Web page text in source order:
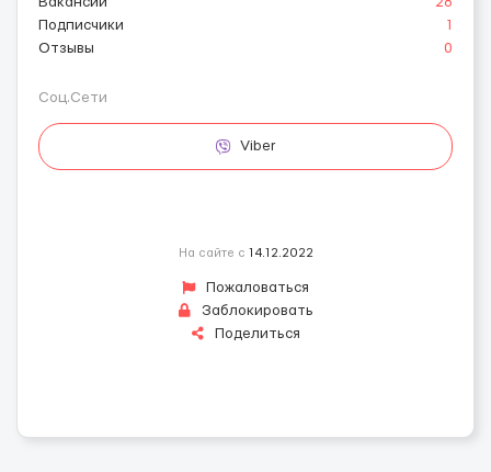
Подписчики
1
Отзывы
0
Соц.Сети
Viber
На сайте с 14.12.2022
Пожаловаться
Заблокировать
Поделиться